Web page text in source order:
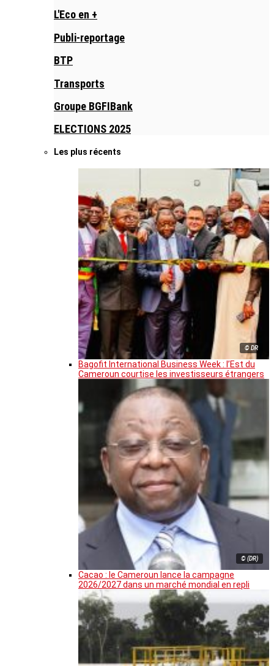
L'Eco en +
Publi-reportage
BTP
Transports
Groupe BGFIBank
ELECTIONS 2025
Les plus récents
© DR
Bagofit International Business Week : l’Est du
Cameroun courtise les investisseurs étrangers
© (DR)
Cacao : le Cameroun lance la campagne
2026/2027 dans un marché mondial en repli